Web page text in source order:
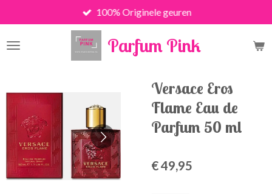
direct
naar
Parfum Pink
100% Originele geuren
Versace Eros
Flame Eau de
Parfum 50 ml
€ 49,95